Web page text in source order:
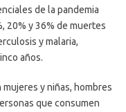
de la pandemia
20% y 36% de muertes
y malaria,
años.
y niñas, hombres
que consumen